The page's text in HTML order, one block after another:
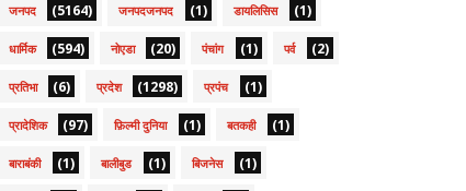
जनपद (5164) जनपदजनपद (1) डायलिसिस (1)
धार्मिक (594) नोएडा (20) पंचांग (1) पर्व (2)
प्रतिभा (6) प्रदेश (1298) प्रपंच (1)
प्रादेशिक (97) फ़िल्मी दुनिया (1) बतकही (1)
बाराबंकी (1) बालीबुड (1) बिजनेस (1)